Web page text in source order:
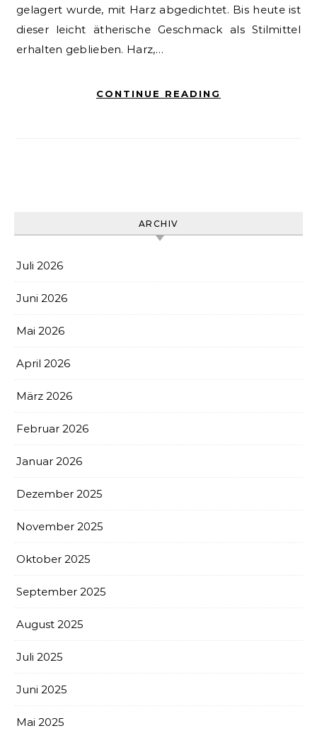
gelagert wurde, mit Harz abgedichtet. Bis heute ist
dieser leicht ätherische Geschmack als Stilmittel
erhalten geblieben. Harz,…
CONTINUE READING
ARCHIV
Juli 2026
Juni 2026
Mai 2026
April 2026
März 2026
Februar 2026
Januar 2026
Dezember 2025
November 2025
Oktober 2025
September 2025
August 2025
Juli 2025
Juni 2025
Mai 2025